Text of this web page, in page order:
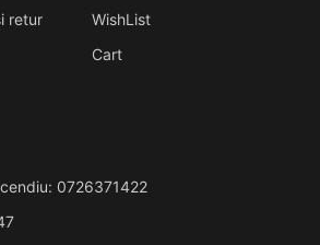
retur
WishList
Cart
0726371422